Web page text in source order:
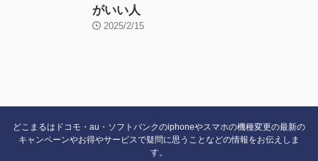
がいい人
2025/2/15
どこまるはドコモ・au・ソフトバンクのiphoneやスマホの機種変更の最新の
キャンペーンやお得やサービスで疑問に思うことなどの情報をお伝えしま
す。